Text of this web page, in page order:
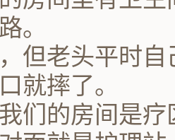
。
但老头平时
就摔了。
们的房间是